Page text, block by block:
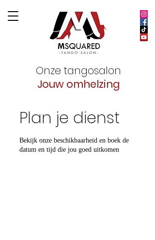
Onze tangosalon
Jouw omhelzing
Plan je dienst
Bekijk onze beschikbaarheid en boek de
datum en tijd die jou goed uitkomen